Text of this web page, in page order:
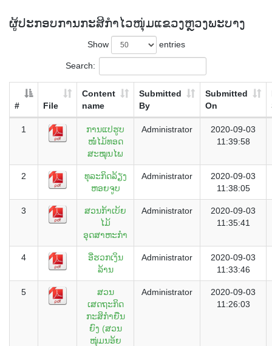
ຜູ້ປະກອບການກະສິກຳໄວໜຸ່ມແຂວງຫຼວງພະບາງ
Show entries
Search:
# File
Content
name
Submitted
By
Submitted
On
1
ການແປຮູບ
ໜໍ່ໄມ້ທອດ
ສະໝຸນໄພ
Administrator
2020-09-03
11:39:58
2
ທຸລະກິດລ້ຽງ
ຫອຍຈູບ
Administrator
2020-09-03
11:38:05
3
ສວນກ້າເບ້ຍ
ໄມ້
ອຸດສາຫະກຳ
Administrator
2020-09-03
11:35:41
4
ອີ່ຮວກເງິນ
ລ້ານ
Administrator
2020-09-03
11:33:46
5
ສວນ
ເສດຖະກິດ
ກະສິກຳຍືນ
ຍົງ (ສວນ
ໜຸ່ມນອ້ຍ
Administrator
2020-09-03
11:26:03